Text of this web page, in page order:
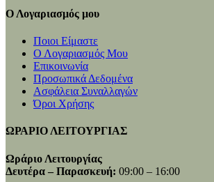
Ο Λογαριασμός μου
Ποιοι Είμαστε
Ο Λογαριασμός Μου
Επικοινωνία
Προσωπικά Δεδομένα
Ασφάλεια Συναλλαγών
Όροι Χρήσης
ΩΡΑΡΙΟ ΛΕΙΤΟΥΡΓΙΑΣ
Ωράριο Λειτουργίας
Δευτέρα – Παρασκευή: 09:00 – 16:00